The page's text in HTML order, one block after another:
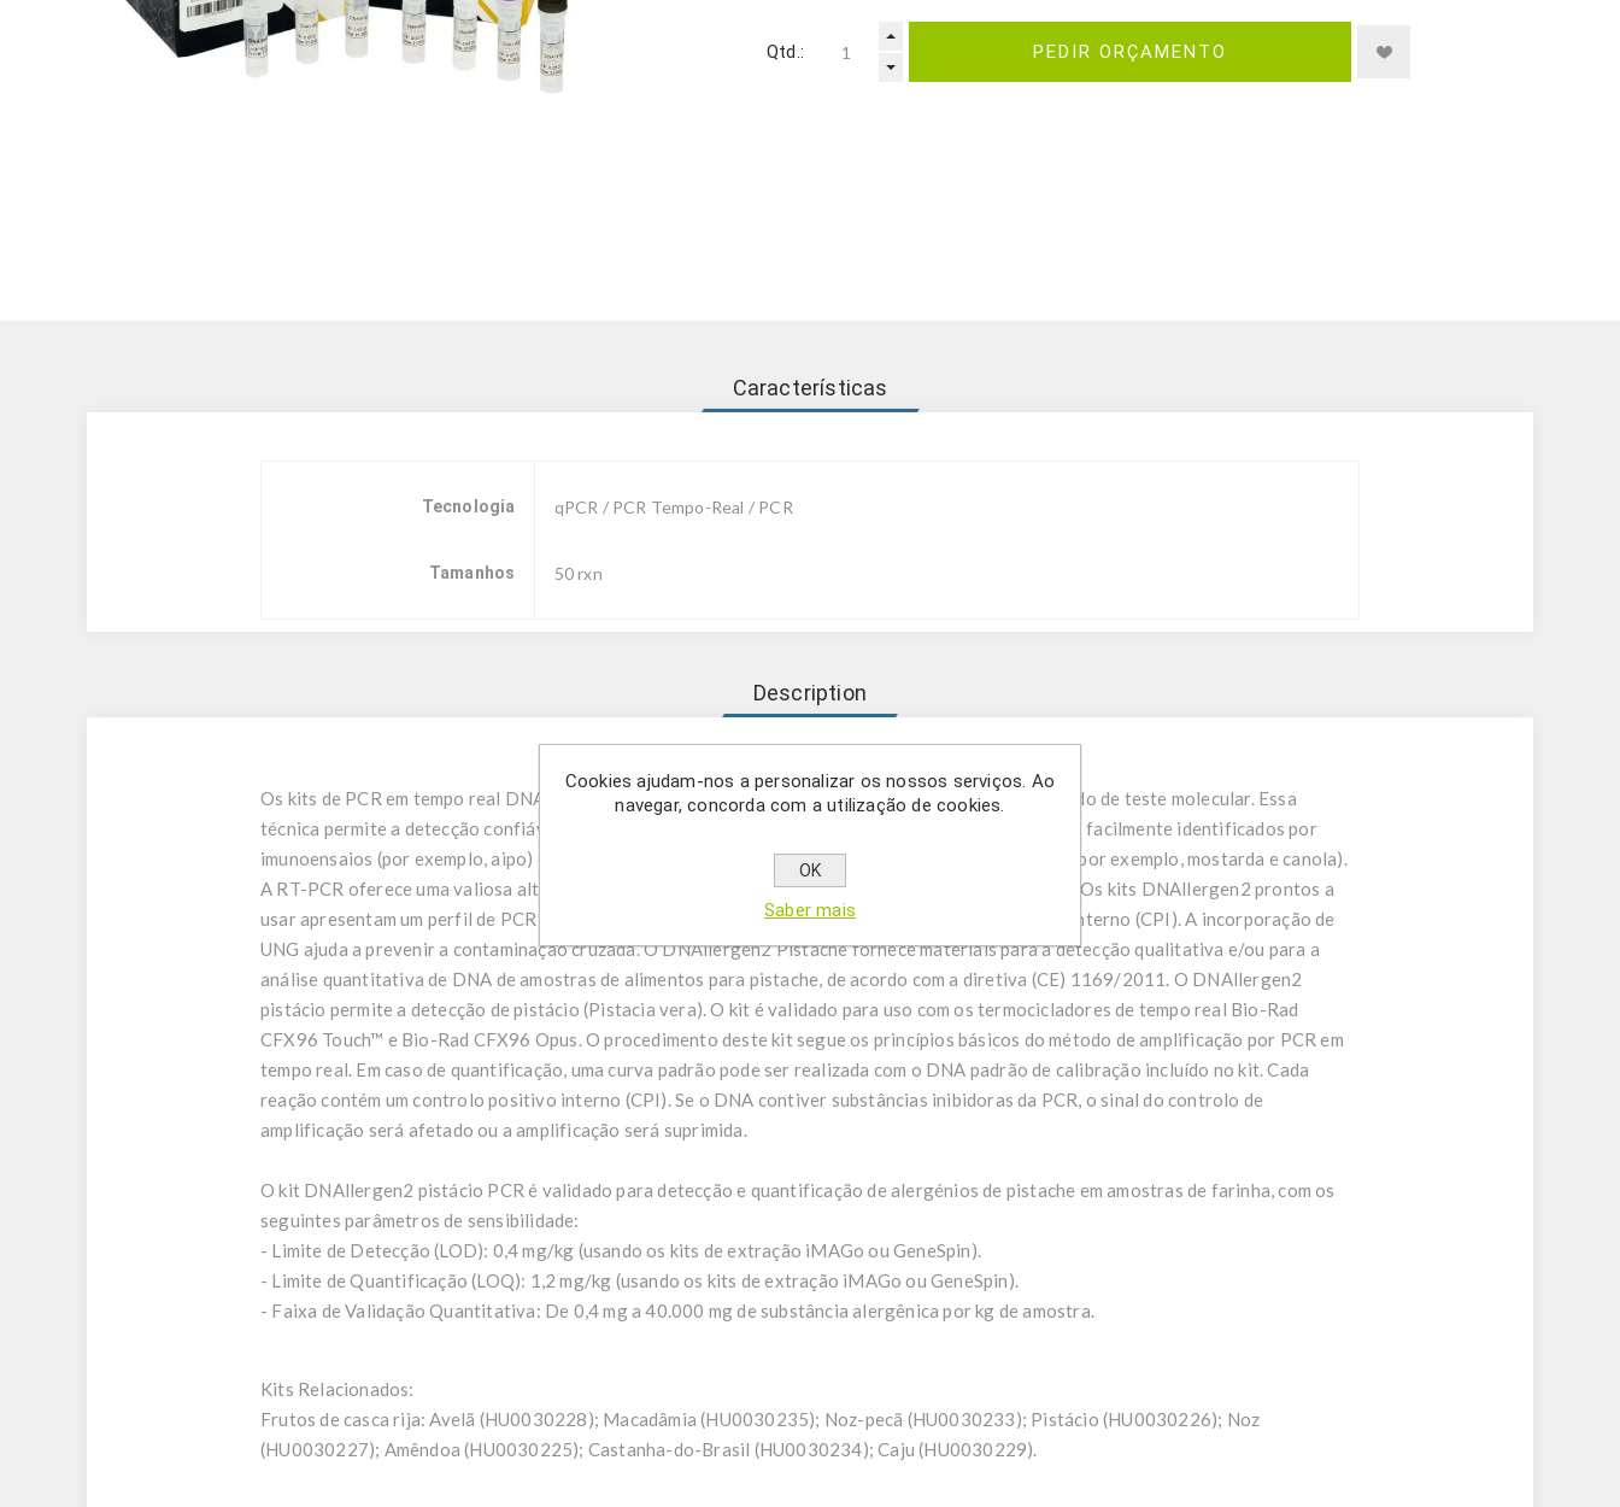
Qtd.: PEDIR ORÇAMENTO
Características
Tecnologia qPCR / PCR Tempo-Real / PCR
Tamanhos 50 rxn
Description
Os kits de PCR em tempo real DNAllergen2 complementam nossa oferta de alergénios com um método de teste molecular. Essa
técnica permite a detecção confiável e a quantificação precisa de alergénios específicos que não são facilmente identificados por
imunoensaios (por exemplo, aipo) e não apresentam reatividade cruzada com espécies relacionadas (por exemplo, mostarda e canola).
A RT-PCR oferece uma valiosa alternativa molecular quando nenhum método ELISA está disponível. Os kits DNAllergen2 prontos a
usar apresentam um perfil de PCR harmonizado em todo o portfólio e incluem um controlo positivo interno (CPI). A incorporação de
UNG ajuda a prevenir a contaminação cruzada. O DNAllergen2 Pistache fornece materiais para a detecção qualitativa e/ou para a
análise quantitativa de DNA de amostras de alimentos para pistache, de acordo com a diretiva (CE) 1169/2011. O DNAllergen2
pistácio permite a detecção de pistácio (Pistacia vera). O kit é validado para uso com os termocicladores de tempo real Bio-Rad
CFX96 Touch™ e Bio-Rad CFX96 Opus. O procedimento deste kit segue os princípios básicos do método de amplificação por PCR em
tempo real. Em caso de quantificação, uma curva padrão pode ser realizada com o DNA padrão de calibração incluído no kit. Cada
reação contém um controlo positivo interno (CPI). Se o DNA contiver substâncias inibidoras da PCR, o sinal do controlo de
amplificação será afetado ou a amplificação será suprimida.
O kit DNAllergen2 pistácio PCR é validado para detecção e quantificação de alergénios de pistache em amostras de farinha, com os
seguintes parâmetros de sensibilidade:
- Limite de Detecção (LOD): 0,4 mg/kg (usando os kits de extração iMAGo ou GeneSpin).
- Limite de Quantificação (LOQ): 1,2 mg/kg (usando os kits de extração iMAGo ou GeneSpin).
- Faixa de Validação Quantitativa: De 0,4 mg a 40.000 mg de substância alergênica por kg de amostra.
Kits Relacionados:
Frutos de casca rija: Avelã (HU0030228); Macadâmia (HU0030235); Noz-pecã (HU0030233); Pistácio (HU0030226); Noz
(HU0030227); Amêndoa (HU0030225); Castanha-do-Brasil (HU0030234); Caju (HU0030229).
Cookies ajudam-nos a personalizar os nossos serviços. Ao
navegar, concorda com a utilização de cookies.
OK
Saber mais